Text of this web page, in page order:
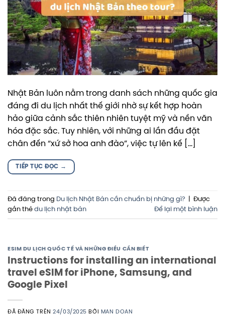
Nhật Bản luôn nằm trong danh sách những quốc gia
đáng đi du lịch nhất thế giới nhờ sự kết hợp hoàn
hảo giữa cảnh sắc thiên nhiên tuyệt mỹ và nền văn
hóa đặc sắc. Tuy nhiên, với những ai lần đầu đặt
chân đến “xứ sở hoa anh đào”, việc tự lên kế […]
TIẾP TỤC ĐỌC →
Đã đăng trong Du lịch Nhật Bản cần chuẩn bị những gì?
Được
gắn thẻ du lịch nhật bản Để lại một bình luận
ESIM DU LỊCH QUỐC TẾ VÀ NHỮNG ĐIỀU CẦN BIẾT
Instructions for installing an international
travel eSIM for iPhone, Samsung, and
Google Pixel
ĐÃ ĐĂNG TRÊN24/03/2025 BỞI MAN DOAN